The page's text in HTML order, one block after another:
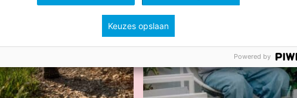
Keuzes opslaan
Powered by